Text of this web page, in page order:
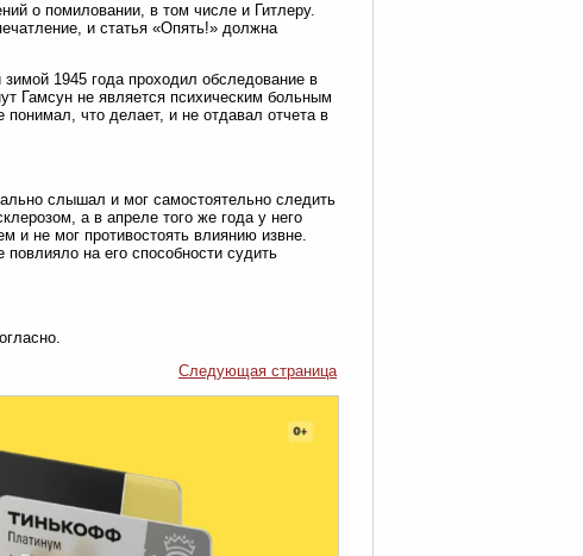
о помиловании, в том числе и Гитлеру.
и статья «Опять!» должна
1945 года проходил обследование в
Гамсун не является психическим больным
что делает, и не отдавал отчета в
слышал и мог самостоятельно следить
а в апреле того же года у него
и не мог противостоять влиянию извне.
на его способности судить
Следующая страница